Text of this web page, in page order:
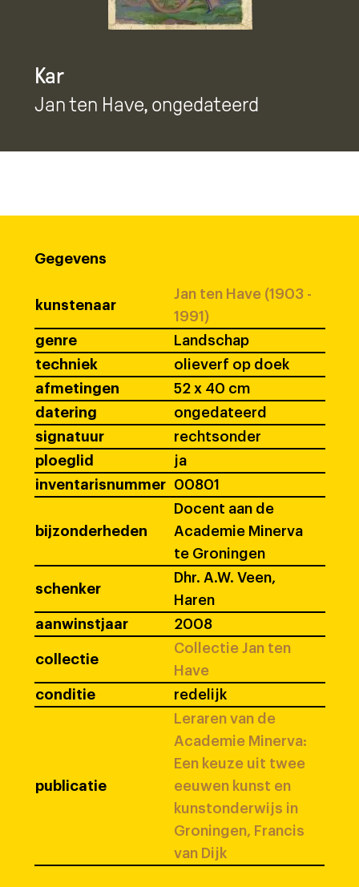
Kar
Jan ten Have, ongedateerd
Gegevens
kunstenaar
Jan ten Have (1903 -
1991)
genre
Landschap
techniek
olieverf op doek
afmetingen
52 x 40 cm
datering
ongedateerd
signatuur
rechtsonder
ploeglid
ja
inventarisnummer
00801
bijzonderheden
Docent aan de
Academie Minerva
te Groningen
schenker
Dhr. A.W. Veen,
Haren
aanwinstjaar
2008
collectie
Collectie Jan ten
Have
conditie
redelijk
publicatie
Leraren van de
Academie Minerva:
Een keuze uit twee
eeuwen kunst en
kunstonderwijs in
Groningen, Francis
van Dijk